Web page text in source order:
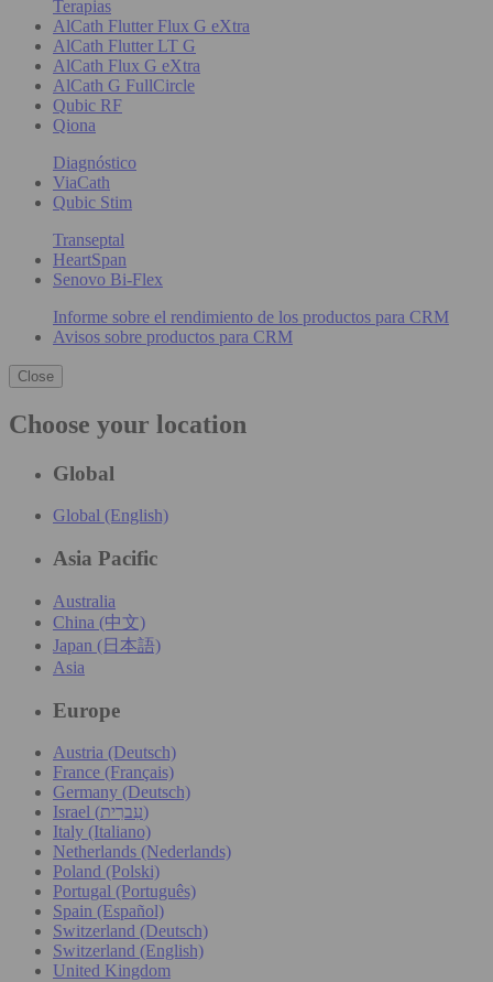
Terapias
AlCath Flutter Flux G eXtra
AlCath Flutter LT G
AlCath Flux G eXtra
AlCath G FullCircle
Qubic RF
Qiona
Diagnóstico
ViaCath
Qubic Stim
Transeptal
HeartSpan
Senovo Bi-Flex
Informe sobre el rendimiento de los productos para CRM
Avisos sobre productos para CRM
Close
Choose your location
Global
Global (English)
Asia Pacific
Australia
China (中文)
Japan (日本語)
Asia
Europe
Austria (Deutsch)
France (Français)
Germany (Deutsch)
Israel (עִברִית)
Italy (Italiano)
Netherlands (Nederlands)
Poland (Polski)
Portugal (Português)
Spain (Español)
Switzerland (Deutsch)
Switzerland (English)
United Kingdom